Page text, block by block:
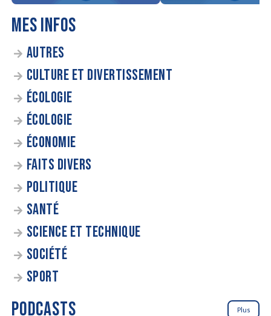
MES INFOS
AUTRES
CULTURE ET DIVERTISSEMENT
ÉCOLOGIE
ÉCOLOGIE
ÉCONOMIE
FAITS DIVERS
POLITIQUE
SANTÉ
SCIENCE ET TECHNIQUE
SOCIÉTÉ
SPORT
PODCASTS Plus